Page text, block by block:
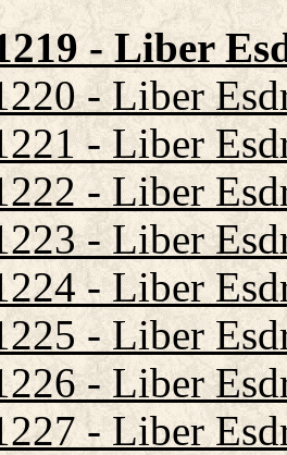
- Liber
- Liber
- Liber
- Liber
- Liber
- Liber
- Liber
- Liber
- Liber